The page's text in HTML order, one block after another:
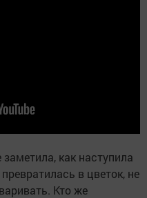
как наступила
в цветок, не
Кто же